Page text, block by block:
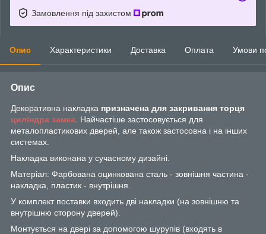
Замовлення під захистом
Опис Характеристики Доставка Оплата Умови
Опис
Декоративна накладка призначена для закривання торця
циліндра замка . Найчастіше застосовується для
металопластикових дверей, але також застосовна і на інших
системах.
Накладка виконана у сучасному дизайні.
Матеріал: Фарбована оцинкована сталь - зовнішня частина -
накладка, пластик - внутрішня.
У комплект поставки входить дві накладки (на зовнішню та
внутрішню сторону дверей).
Монтується на двері за допомогою шурупів (входять в